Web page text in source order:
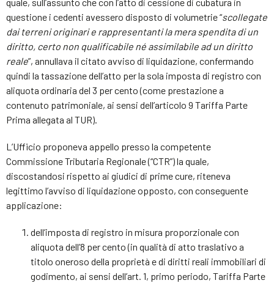
questione i cedenti avessero disposto di volumetrie “scollegate
dai terreni originari e rappresentanti la mera spendita di un
diritto, certo non qualificabile né assimilabile ad un diritto
reale”, annullava il citato avviso di liquidazione, confermando
quindi la tassazione dell’atto per la sola imposta di registro con
aliquota ordinaria del 3 per cento (come prestazione a
contenuto patrimoniale, ai sensi dell’articolo 9 Tariffa Parte
Prima allegata al TUR).
L’Ufficio proponeva appello presso la competente
Commissione Tributaria Regionale (“CTR”) la quale,
discostandosi rispetto ai giudici di prime cure, riteneva
legittimo l’avviso di liquidazione opposto, con conseguente
applicazione:
dell’imposta di registro in misura proporzionale con
aliquota dell’8 per cento (in qualità di atto traslativo a
titolo oneroso della proprietà e di diritti reali immobiliari di
godimento, ai sensi dell’art. 1, primo periodo, Tariffa Parte